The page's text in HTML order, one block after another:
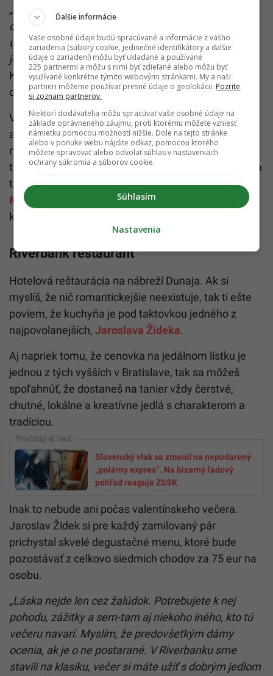
„Ak vám partnerka povie, že Valentína nemusíte
oslavovať, nespoliehajte na to. Vašu pozornosť si
určite zaslúži a dobré jedlo k šťastnému dňu
jednoducho patrí,“povedal šéfkuchár Martin
Korbelič. Cena valentínskeho menu bude 49 eur na
osobu.
Výnimočne počas sviatku zamilovaných majú menu
aj večer, kde si hostia vyskladajú aj trojchodové
menu. Variť bude Korbelič, takže vizuálne a chuťovo
to bude ladiť. Vo fine-diningu je stále doma, aj keď sa
teraz neorientuje na večerné menu. Večer bude v
Menju
hrať taktiež klavirista na veľkom čiernom
krídle.
Riverbank restaurant
Hotelová reštaurácia na nábreží Dunaja. Ak si
myslíš, že nič romantickejšie neexistuje, tak ti ešte
poviem, že kuchyňa je pod taktovkou jedného z
najpovolanejších, Jaroslava Žideka.
Aj napriek tomu, že cenovka na jedálnom lístku je
jednou z tých vyšších v Bratislave, tak sa môžeš
spoľahnúť, že dostaneš na tanier vždy čerstvé,
chutné, lokálne a kreatívne jedlá s charakterom a
tradíciou.
Slovenský vlak sa zmenil na nepodarený
„polárny expres“. Na bizarný ľadový
pohľad reaguje ZSSK
Inak to nebude ani počas valentínskeho večera.
Jaroslav Židek si pre každý zamilovaný pár
prichystal skvelé degustačné menu, ktoré bude
pozostávať z celkovo siedmich chodov za 75 eur na
osobu.
„Láska nejde len cez žalúdok. Potrebujete k nej
pohodu, zážitky a sem-tam aj niekoho iného, kto tú
večeru navarí. Myslím, že predovšetkým dámy
ocenia, ak je o ne postarané. V Riverbanku sme
stavili na klasiku, večer si máte užiť s dobrým jedlom
Ďalšie informácie
Vaše osobné údaje budú spracúvané a informácie z vášho
zariadenia (súbory cookie, jedinečné identifikátory a ďalšie
údaje o zariadení) môžu byť ukladané a používané
225 partnermi a môžu s nimi byť zdieľané alebo môžu byť
využívané konkrétne týmito webovými stránkami. My a naši
partneri môžeme používať presné údaje o geolokácii. Pozrite
si zoznam partnerov.
Niektorí dodávatelia môžu spracúvať vaše osobné údaje na
základe oprávneného záujmu, proti ktorému môžete vzniesť
námietku pomocou možností nižšie. Dole na tejto stránke
alebo v ponuke webu nájdite odkaz, pomocou ktorého
môžete spravovať alebo odvolať súhlas v nastaveniach
ochrany súkromia a súborov cookie.
Súhlasím
Nastavenia